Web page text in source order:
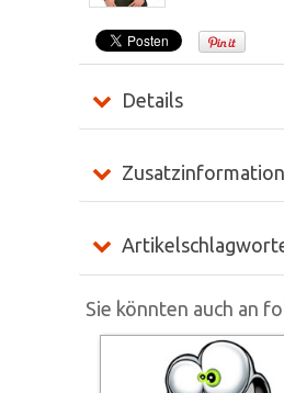
Details
Zusatzinformation
Sie könnten auch an